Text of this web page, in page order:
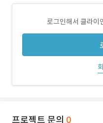
로그인해서 클라이
프로젝트 문의 0